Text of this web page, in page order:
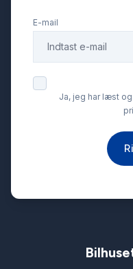
Skiltegenkendelse
Splitbagsæder
USB tilslutning
E-mail
Ja, jeg har læst